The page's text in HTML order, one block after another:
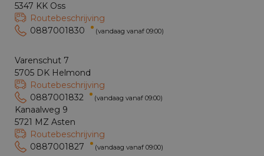
5347 KK Oss
Routebeschrijving
0887001830
(vandaag vanaf 09:00)
Varenschut 7
5705 DK Helmond
Routebeschrijving
0887001832
(vandaag vanaf 09:00)
Kanaalweg 9
5721 MZ Asten
Routebeschrijving
0887001827
(vandaag vanaf 09:00)